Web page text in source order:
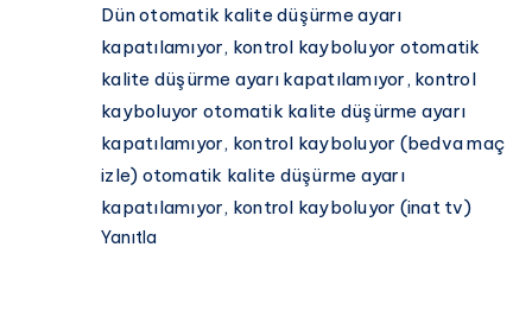
Dün otomatik kalite düşürme ayarı
kapatılamıyor, kontrol kayboluyor otomatik
kalite düşürme ayarı kapatılamıyor, kontrol
kayboluyor otomatik kalite düşürme ayarı
kapatılamıyor, kontrol kayboluyor (bedva maç
izle) otomatik kalite düşürme ayarı
kapatılamıyor, kontrol kayboluyor (inat tv)
Yanıtla